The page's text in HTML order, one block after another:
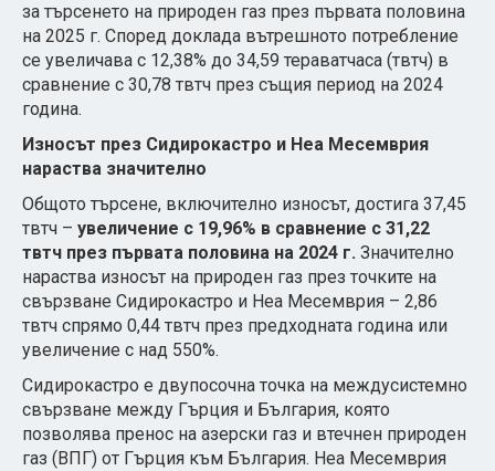
за търсенето на природен газ през първата половина
на 2025 г. Според доклада вътрешното потребление
се увеличава с 12,38% до 34,59 тераватчаса (твтч) в
сравнение с 30,78 твтч през същия период на 2024
година.
Износът през Сидирокастро и Неа Месемврия
нараства значително
Общото търсене, включително износът, достига 37,45
твтч – увеличение с 19,96% в сравнение с 31,22
твтч през първата половина на 2024 г. Значително
нараства износът на природен газ през точките на
свързване Сидирокастро и Неа Месемврия – 2,86
твтч спрямо 0,44 твтч през предходната година или
увеличение с над 550%.
Сидирокастро е двупосочна точка на междусистемно
свързване между Гърция и България, която
позволява пренос на азерски газ и втечнен природен
газ (ВПГ) от Гърция към България. Неа Месемврия